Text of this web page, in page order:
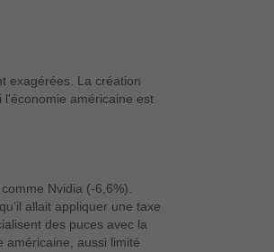
exagérées. La création
américaine est
Nvidia (-6,6%).
allait appliquer une taxe
des puces avec la
américaine, aussi limité